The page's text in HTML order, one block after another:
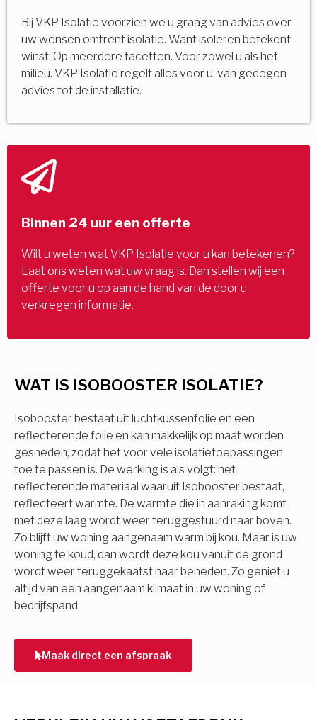
WAT IS ISOBOOSTER ISOLATIE?
Isobooster bestaat uit luchtkussenfolie en een
reflecterende folie en kan makkelijk op maat worden
gesneden, zodat het voor vele isolatietoepassingen
toe te passen is. De werking is als volgt: het
reflecterende materiaal waaruit Isobooster bestaat,
reflecteert warmte. De warmte die in aanraking komt
met deze laag wordt weer teruggestuurd naar boven.
Zo blijft uw woning aangenaam warm bij kou. Maar is uw
woning te koud, dan wordt deze kou vanuit de grond
wordt weer teruggekaatst naar beneden. Zo geniet u
altijd van een aangenaam klimaat in uw woning of
bedrijfspand.
Maak direct een afspraak
Bij VKP Isolatie voorzien we u graag van advies over
uw wensen omtrent isolatie. Want isoleren betekent
winst. Op meerdere facetten. Voor zowel u als het
milieu. VKP Isolatie regelt alles voor u: van gedegen
advies tot de installatie.
Binnen 24 uur een offerte
Wilt u weten wat VKP Isolatie voor u kan betekenen?
Laat ons weten wat uw vraag is. Dan stellen wij een
offerte voor u op aan de hand van de door u
verkregen informatie.